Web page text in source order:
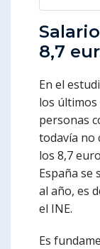
8,7
En el
los últimos
personas
todavía no
los 8,7
España se
al año, es
el INE.
Es